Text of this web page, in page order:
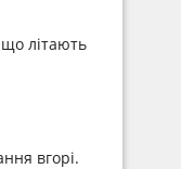
що літають
вгорі.